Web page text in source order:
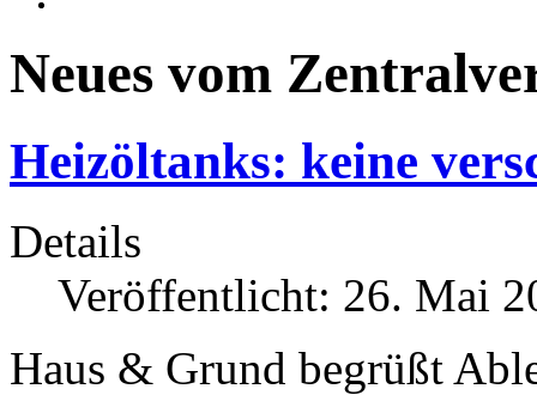
Neues vom
Heizöltanks: keine
Details
Veröffentlicht: 26. Mai
Haus & Grund begrüßt